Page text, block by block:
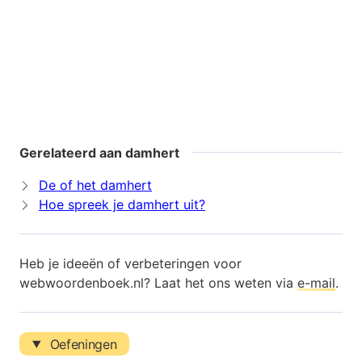
Gerelateerd aan damhert
De of het damhert
Hoe spreek je damhert uit?
Heb je ideeën of verbeteringen voor
webwoordenboek.nl? Laat het ons weten via e-mail.
Oefeningen